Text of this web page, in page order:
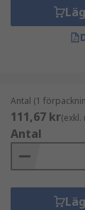
Antal (1
111,67 kr(exkl.
Antal